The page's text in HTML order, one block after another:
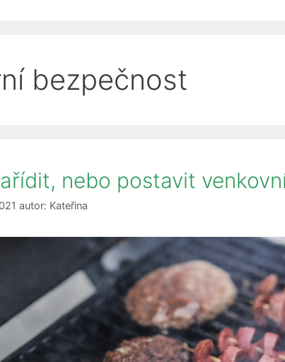
bezpečnost
nebo postavit
autor: Kateřina